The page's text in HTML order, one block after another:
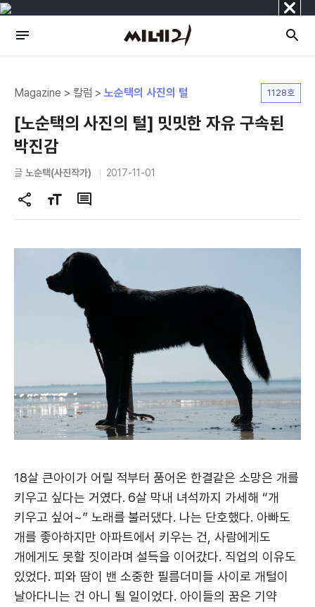
닫
기
Magazine > 칼럼 >노순택의 사진의 털 1128호
[노순택의 사진의 털] 밋밋한 자유 구속된
박진감
글 노순택(사진작가) 2017-11-01
공
유
기
글
자
기
변
경
댓
글
18살 큰아이가 어릴 적부터 품어온 한결같은 소망은 개를
키우고 싶다는 거였다. 6살 막내 녀석까지 가세해 “개
키우고 싶어~” 노래를 불러댔다. 나는 단호했다. 아빠도
개를 좋아하지만 아파트에서 키우는 건, 사람에게도
개에게도 못할 짓이라며 설득을 이어갔다. 직업의 이유도
있었다. 피와 땀이 밴 소중한 필름더미들 사이로 개털이
날아다니는 건 아니 될 일이었다. 아이들의 꿈은 기약